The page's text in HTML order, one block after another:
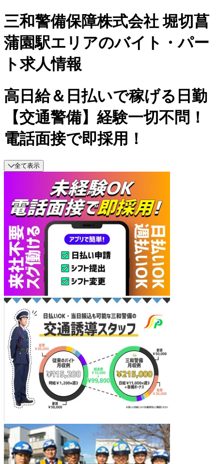
三和警備保障株式会社 堀切菖
蒲園駅エリアのバイト・パー
ト求人情報
高日給＆日払いで稼げる日勤
【交通警備】経験一切不問！
電話面接で即採用！
全て表示